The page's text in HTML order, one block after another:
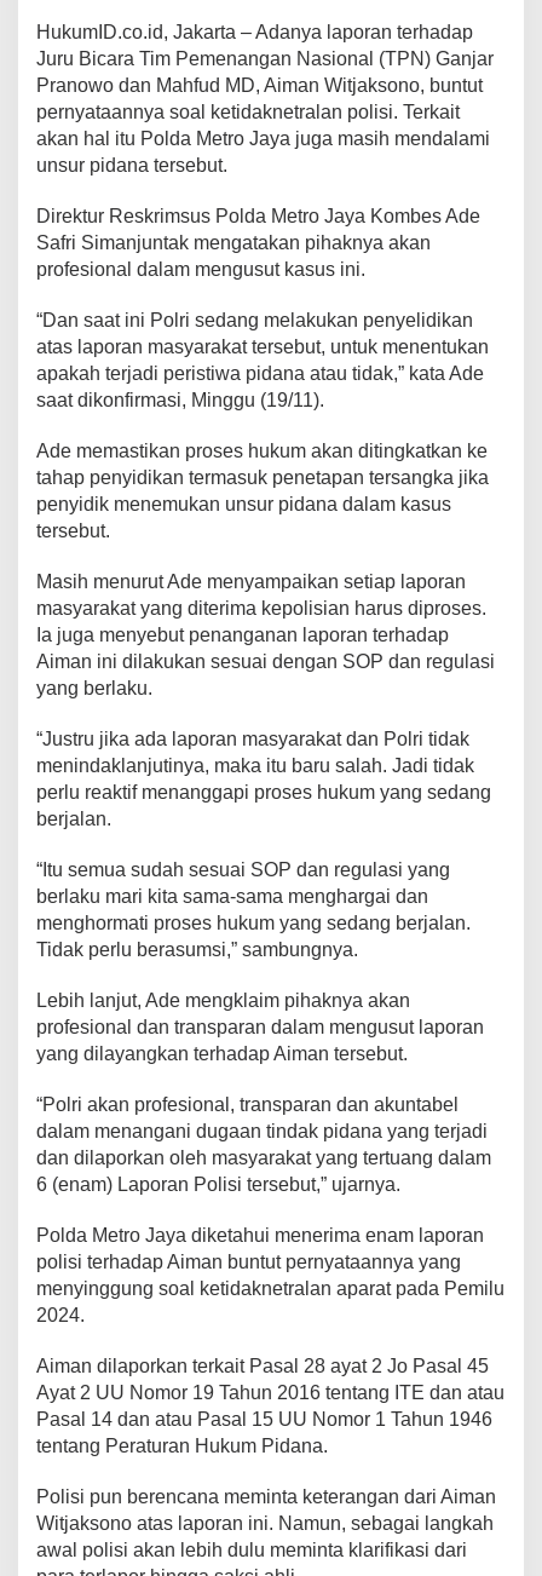
HukumID.co.id, Jakarta – Adanya laporan terhadap
Juru Bicara Tim Pemenangan Nasional (TPN) Ganjar
Pranowo dan Mahfud MD, Aiman Witjaksono, buntut
pernyataannya soal ketidaknetralan polisi. Terkait
akan hal itu Polda Metro Jaya juga masih mendalami
unsur pidana tersebut.
Direktur Reskrimsus Polda Metro Jaya Kombes Ade
Safri Simanjuntak mengatakan pihaknya akan
profesional dalam mengusut kasus ini.
“Dan saat ini Polri sedang melakukan penyelidikan
atas laporan masyarakat tersebut, untuk menentukan
apakah terjadi peristiwa pidana atau tidak,” kata Ade
saat dikonfirmasi, Minggu (19/11).
Ade memastikan proses hukum akan ditingkatkan ke
tahap penyidikan termasuk penetapan tersangka jika
penyidik menemukan unsur pidana dalam kasus
tersebut.
Masih menurut Ade menyampaikan setiap laporan
masyarakat yang diterima kepolisian harus diproses.
Ia juga menyebut penanganan laporan terhadap
Aiman ini dilakukan sesuai dengan SOP dan regulasi
yang berlaku.
“Justru jika ada laporan masyarakat dan Polri tidak
menindaklanjutinya, maka itu baru salah. Jadi tidak
perlu reaktif menanggapi proses hukum yang sedang
berjalan.
“Itu semua sudah sesuai SOP dan regulasi yang
berlaku mari kita sama-sama menghargai dan
menghormati proses hukum yang sedang berjalan.
Tidak perlu berasumsi,” sambungnya.
Lebih lanjut, Ade mengklaim pihaknya akan
profesional dan transparan dalam mengusut laporan
yang dilayangkan terhadap Aiman tersebut.
“Polri akan profesional, transparan dan akuntabel
dalam menangani dugaan tindak pidana yang terjadi
dan dilaporkan oleh masyarakat yang tertuang dalam
6 (enam) Laporan Polisi tersebut,” ujarnya.
Polda Metro Jaya diketahui menerima enam laporan
polisi terhadap Aiman buntut pernyataannya yang
menyinggung soal ketidaknetralan aparat pada Pemilu
2024.
Aiman dilaporkan terkait Pasal 28 ayat 2 Jo Pasal 45
Ayat 2 UU Nomor 19 Tahun 2016 tentang ITE dan atau
Pasal 14 dan atau Pasal 15 UU Nomor 1 Tahun 1946
tentang Peraturan Hukum Pidana.
Polisi pun berencana meminta keterangan dari Aiman
Witjaksono atas laporan ini. Namun, sebagai langkah
awal polisi akan lebih dulu meminta klarifikasi dari